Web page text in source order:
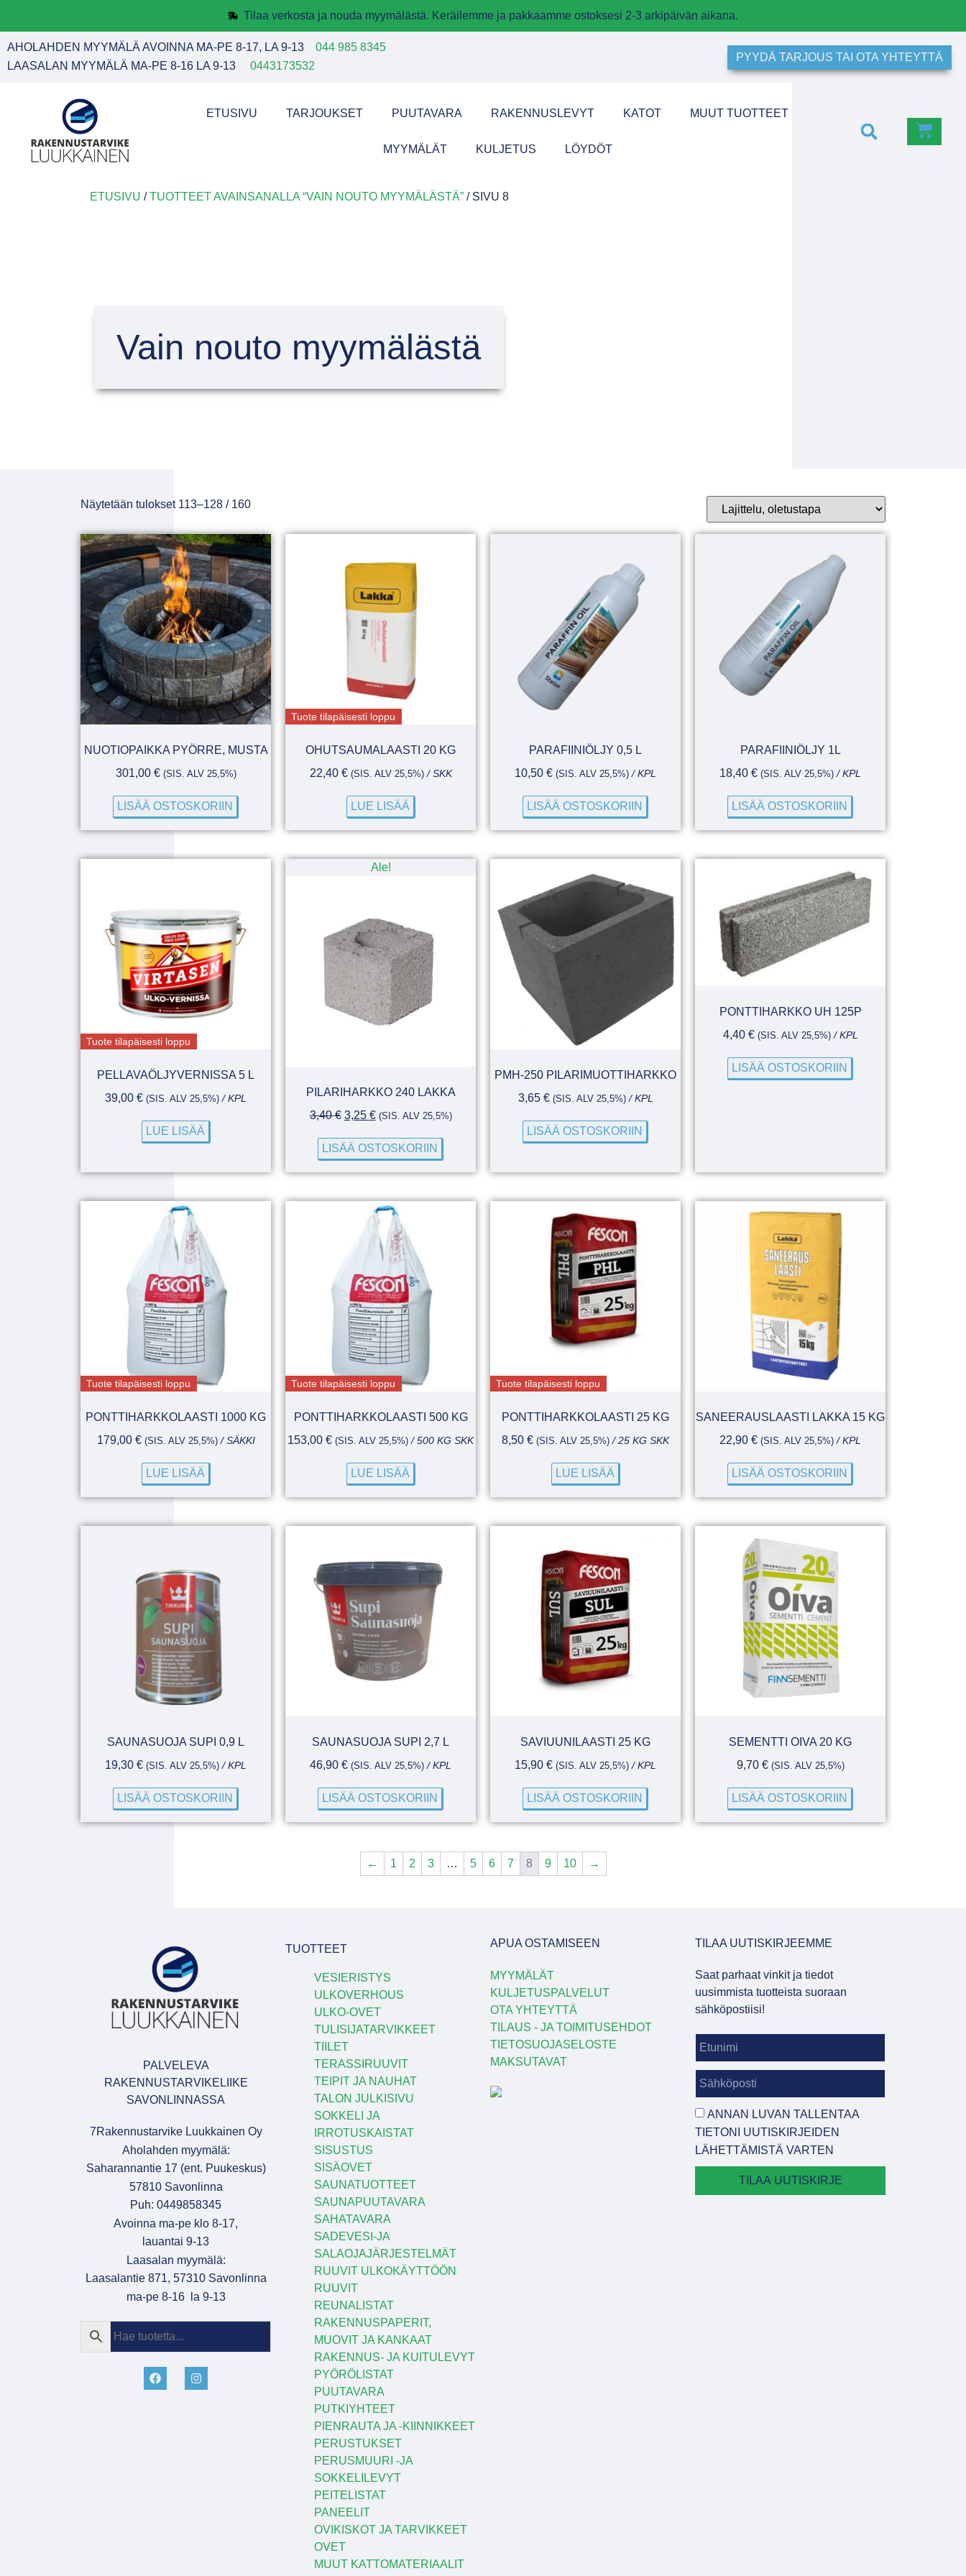
Tilaa verkosta ja nouda myymälästä. Keräilemme ja pakkaamme ostoksesi 2-3 arkipäivän aikana.
AHOLAHDEN MYYMÄLÄ AVOINNA MA-PE 8-17, LA 9-13 044 985 8345
LAASALAN MYYMÄLÄ MA-PE 8-16 LA 9-13
0443173532
PYYDÄ TARJOUS TAI OTA YHTEYTTÄ
ETUSIVU TARJOUKSET PUUTAVARA RAKENNUSLEVYT KATOT MUUT TUOTTEET
MYYMÄLÄT KULJETUS LÖYDÖT
ETUSIVU /TUOTTEET AVAINSANALLA “VAIN NOUTO MYYMÄLÄSTÄ”/ SIVU 8
Vain nouto myymälästä
Näytetään tulokset 113–128 / 160
NUOTIOPAIKKA PYÖRRE, MUSTA
301,00 € (SIS. ALV 25,5%)
LISÄÄ OSTOSKORIIN
Tuote tilapäisesti loppu
OHUTSAUMALAASTI 20 KG
22,40 € (SIS. ALV 25,5%)/ SKK
LUE LISÄÄ
PARAFIINIÖLJY 0,5 L
10,50 € (SIS. ALV 25,5%) / KPL
LISÄÄ OSTOSKORIIN
PARAFIINIÖLJY 1L
18,40 € (SIS. ALV 25,5%) / KPL
LISÄÄ OSTOSKORIIN
Tuote tilapäisesti loppu
PELLAVAÖLJYVERNISSA 5 L
39,00 € (SIS. ALV 25,5%) / KPL
LUE LISÄÄ
Ale!
PILARIHARKKO 240 LAKKA
3,40€ 3,25 € (SIS. ALV 25,5%)
LISÄÄ OSTOSKORIIN
PMH-250 PILARIMUOTTIHARKKO
3,65 € (SIS. ALV 25,5%)/ KPL
LISÄÄ OSTOSKORIIN
PONTTIHARKKO UH 125P
4,40 € (SIS. ALV 25,5%)/ KPL
LISÄÄ OSTOSKORIIN
Tuote tilapäisesti loppu
PONTTIHARKKOLAASTI 1000 KG
179,00 € (SIS. ALV 25,5%)/ SÄKKI
LUE LISÄÄ
Tuote tilapäisesti loppu
PONTTIHARKKOLAASTI 500 KG
153,00 € (SIS. ALV 25,5%) / 500 KG SKK
LUE LISÄÄ
Tuote tilapäisesti loppu
PONTTIHARKKOLAASTI 25 KG
8,50 € (SIS. ALV 25,5%) / 25 KG SKK
LUE LISÄÄ
SANEERAUSLAASTI LAKKA 15 KG
22,90 € (SIS. ALV 25,5%) / KPL
LISÄÄ OSTOSKORIIN
SAUNASUOJA SUPI 0,9 L
19,30 € (SIS. ALV 25,5%) / KPL
LISÄÄ OSTOSKORIIN
SAUNASUOJA SUPI 2,7 L
46,90 € (SIS. ALV 25,5%) / KPL
LISÄÄ OSTOSKORIIN
SAVIUUNILAASTI 25 KG
15,90 € (SIS. ALV 25,5%) / KPL
LISÄÄ OSTOSKORIIN
SEMENTTI OIVA 20 KG
9,70 € (SIS. ALV 25,5%)
LISÄÄ OSTOSKORIIN
← 1 2 3 … 5 6 7 8 9 10 →
PALVELEVA
RAKENNUSTARVIKELIIKE
SAVONLINNASSA
7Rakennustarvike Luukkainen Oy
Aholahden myymälä:
Saharannantie 17 (ent. Puukeskus)
57810 Savonlinna
Puh: 0449858345
Avoinna ma-pe klo 8-17,
lauantai 9-13
Laasalan myymälä:
Laasalantie 871, 57310 Savonlinna
ma-pe 8-16 la 9-13
TUOTTEET
VESIERISTYS
ULKOVERHOUS
ULKO-OVET
TULISIJATARVIKKEET
TIILET
TERASSIRUUVIT
TEIPIT JA NAUHAT
TALON JULKISIVU
SOKKELI JA
IRROTUSKAISTAT
SISUSTUS
SISÄOVET
SAUNATUOTTEET
SAUNAPUUTAVARA
SAHATAVARA
SADEVESI-JA
SALAOJAJÄRJESTELMÄT
RUUVIT ULKOKÄYTTÖÖN
RUUVIT
REUNALISTAT
RAKENNUSPAPERIT,
MUOVIT JA KANKAAT
RAKENNUS- JA KUITULEVYT
PYÖRÖLISTAT
PUUTAVARA
PUTKIYHTEET
PIENRAUTA JA -KIINNIKKEET
PERUSTUKSET
PERUSMUURI -JA
SOKKELILEVYT
PEITELISTAT
PANEELIT
OVIKISKOT JA TARVIKKEET
OVET
MUUT KATTOMATERIAALIT
APUA OSTAMISEEN
MYYMÄLÄT
KULJETUSPALVELUT
OTA YHTEYTTÄ
TILAUS - JA TOIMITUSEHDOT
TIETOSUOJASELOSTE
MAKSUTAVAT
TILAA UUTISKIRJEEMME
Saat parhaat vinkit ja tiedot
uusimmista tuotteista suoraan
sähköpostiisi!
ANNAN LUVAN TALLENTAA
TIETONI UUTISKIRJEIDEN
LÄHETTÄMISTÄ VARTEN
TILAA UUTISKIRJE